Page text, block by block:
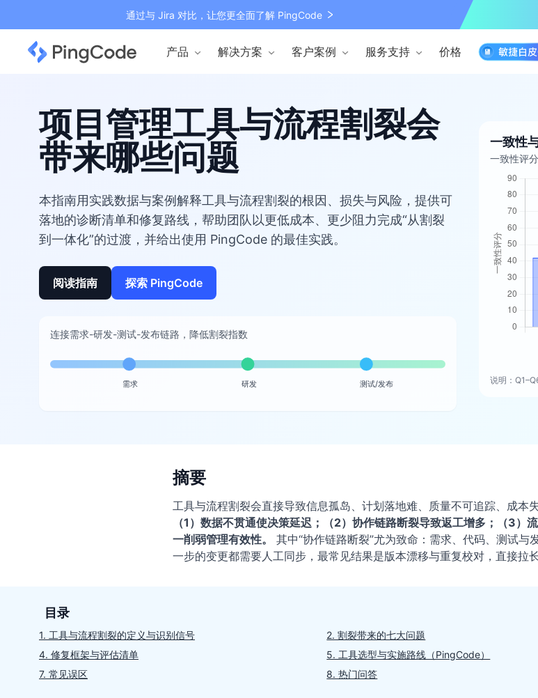
通过与 Jira 对比，让您更全面了解 PingCode
产品 解决方案 客户案例 服务支持 价格
项目管理工具与流程割裂会
带来哪些问题
本指南用实践数据与案例解释工具与流程割裂的根因、损失与风险，提供可
落地的诊断清单和修复路线，帮助团队以更低成本、更少阻力完成“从割裂
到一体化”的过渡，并给出使用 PingCode 的最佳实践。
阅读指南 探索 PingCode
连接需求-研发-测试-发布链路，降低割裂指数
需求 研发 测试/发布
一致性
一致性评
说明：
摘要
工具与流程割裂会直接导致信息孤岛、计划落地难、质量不可追踪、成本
（1）数据不贯通使决策延迟；（2）协作链路断裂导致返工增多；（3）
一削弱管理有效性。
其中“协作链路断裂”尤为致命：需求、代码、测试
一步的变更都需要人工同步，最常见结果是版本漂移与重复校对，直接拉
目录
1. 工具与流程割裂的定义与识别信号 2. 割裂带来的七大问题
4. 修复框架与评估清单
5. 工具选型与实施路线（PingCode）
7. 常见误区
8. 热门问答